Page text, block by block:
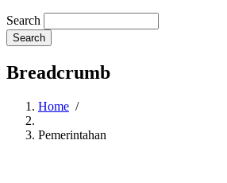
Search
Breadcrumb
Home /
Pemerintahan